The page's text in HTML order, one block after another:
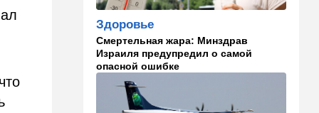
муниципалитеты
16:16 Общество
Суд оправдал демонстранта,
задержанного за плакат с
надписью "Нетаниягу —
спонсор ХАМАСа"
Здоровье
Смертельная жара: Минздрав
Израиля предупредил о самой
опасной ошибке